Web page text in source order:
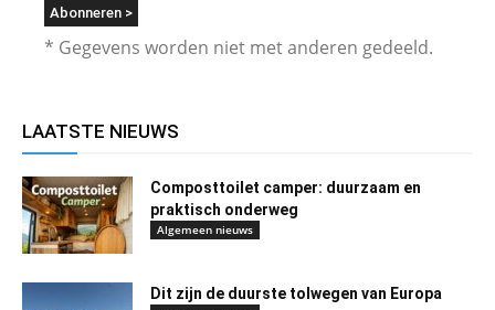
* Gegevens worden niet met anderen gedeeld.
LAATSTE NIEUWS
Composttoilet camper: duurzaam en
praktisch onderweg
Algemeen nieuws
Dit zijn de duurste tolwegen van Europa